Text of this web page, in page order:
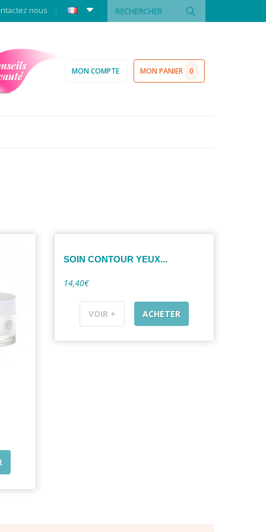
nous
MON COMPTE MON PANIER 0
SOIN CONTOUR YEUX...
14,40€
VOIR + ACHETER